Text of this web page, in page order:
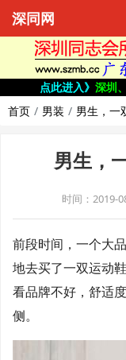
深同网
点此进入》 深圳
首页
男装 男生，一
男生，
时间：2019-
前段时间，一个大
地去买了一双运动
看品牌不好，舒适
侧。